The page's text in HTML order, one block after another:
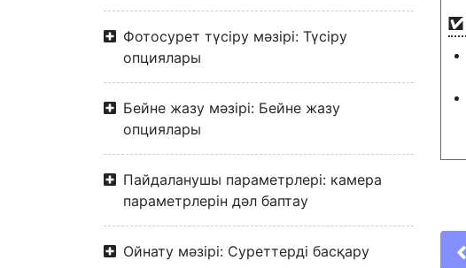
Фотосурет түсіру мәзірі: Түсіру
опциялары
Бейне жазу мәзірі: Бейне жазу
опциялары
Пайдаланушы параметрлері: камера
параметрлерін дәл баптау
Ойнату мәзірі: Суреттерді басқару